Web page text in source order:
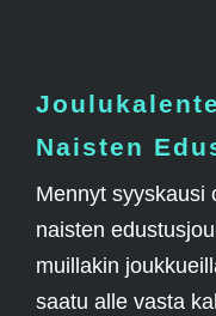
Naisten
Mennyt syyskausi
naisten
muillakin
saatu alle vasta